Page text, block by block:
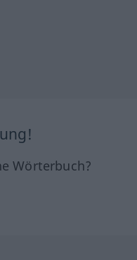
Wörterbuch?